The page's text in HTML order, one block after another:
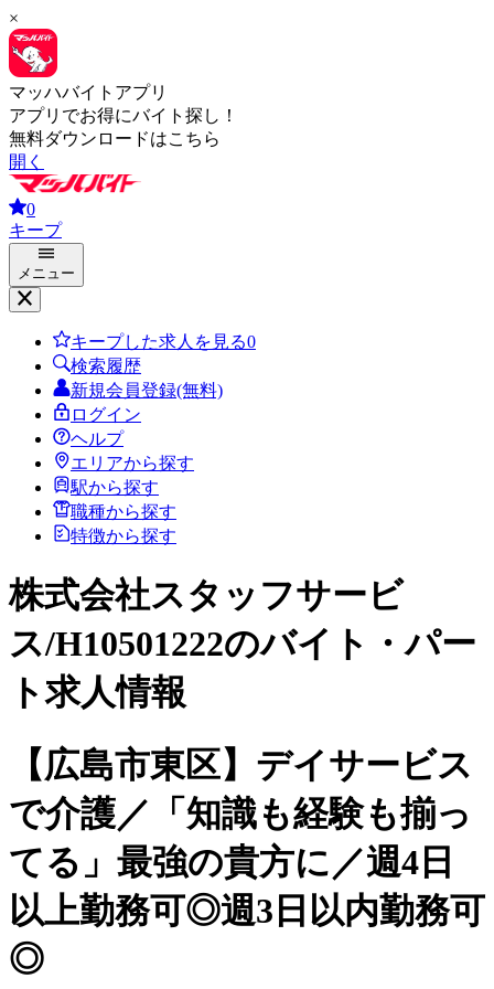
×
マッハバイトアプリ
アプリでお得にバイト探し！
無料ダウンロードはこちら
開く
0
キープ
メニュー
キープした求人を見る0
検索履歴
新規会員登録(無料)
ログイン
ヘルプ
エリアから探す
駅から探す
職種から探す
特徴から探す
株式会社スタッフサービ
ス/H10501222のバイト・パー
ト求人情報
【広島市東区】デイサービス
で介護／「知識も経験も揃っ
てる」最強の貴方に／週4日
以上勤務可◎週3日以内勤務可
◎